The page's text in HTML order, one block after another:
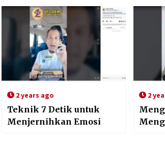
2 years ago
Teknik 7 Detik untuk
Menjernihkan Emosi
2